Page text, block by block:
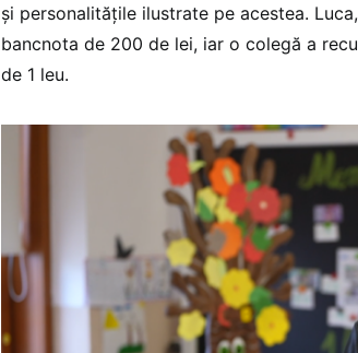
și personalitățile ilustrate pe acestea.
bancnota de 200 de lei, iar o colegă a
de 1 leu.